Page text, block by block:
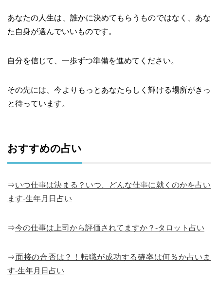
あなたの人生は、誰かに決めてもらうものではなく、あな
た自身が選んでいいものです。
自分を信じて、一歩ずつ準備を進めてください。
その先には、今よりもっとあなたらしく輝ける場所がきっ
と待っています。
おすすめの占い
⇒いつ仕事は決まる？いつ、どんな仕事に就くのかを占い
ます-生年月日占い
⇒今の仕事は上司から評価されてますか？-タロット占い
⇒面接の合否は？！転職が成功する確率は何％か占いま
す-生年月日占い